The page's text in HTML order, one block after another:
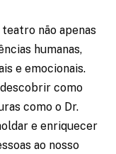
não apenas
humanas,
e emocionais.
como
como o Dr.
e enriquecer
ao nosso